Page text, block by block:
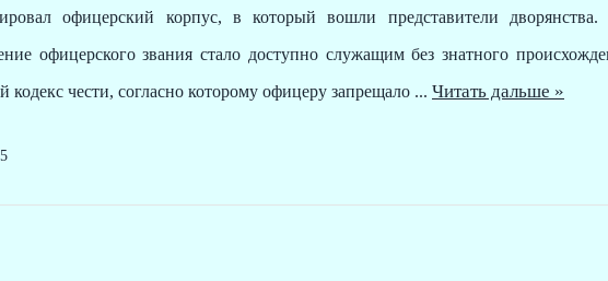
офицерский корпус, в который вошли представители
офицерского звания стало доступно служащим без знатного
чести, согласно которому офицеру запрещало ... Читать дальше »